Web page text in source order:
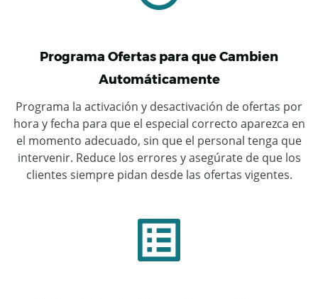
Programa Ofertas para que Cambien
Automáticamente
Programa la activación y desactivación de ofertas por
hora y fecha para que el especial correcto aparezca en
el momento adecuado, sin que el personal tenga que
intervenir. Reduce los errores y asegúrate de que los
clientes siempre pidan desde las ofertas vigentes.